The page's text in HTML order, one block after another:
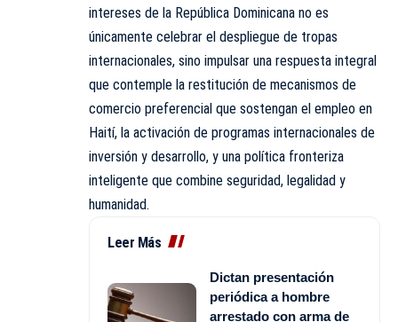
intereses de la República Dominicana no es
únicamente celebrar el despliegue de tropas
internacionales, sino impulsar una respuesta integral
que contemple la restitución de mecanismos de
comercio preferencial que sostengan el empleo en
Haití, la activación de programas internacionales de
inversión y desarrollo, y una política fronteriza
inteligente que combine seguridad, legalidad y
humanidad.
Leer Más
Dictan presentación
periódica a hombre
arrestado con arma de